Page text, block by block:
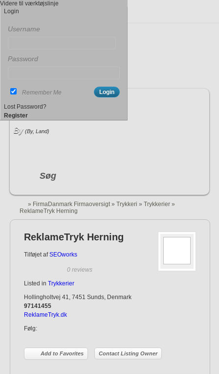
By(By, Land)
Søg
» FirmaDanmark Firmaoversigt » Trykkeri » Trykkerier »
ReklameTryk Herning
ReklameTryk Herning
Tilføjet afSEOworks
0 reviews
Listed in Trykkerier
Hollingholtvej 41, 7451 Sunds, Denmark
97141455
ReklameTryk.dk
Følg:
Add to Favorites Contact Listing Owner
Videre til værktøjslinje
Login
Username
Password
Remember Me
Lost Password?
Register